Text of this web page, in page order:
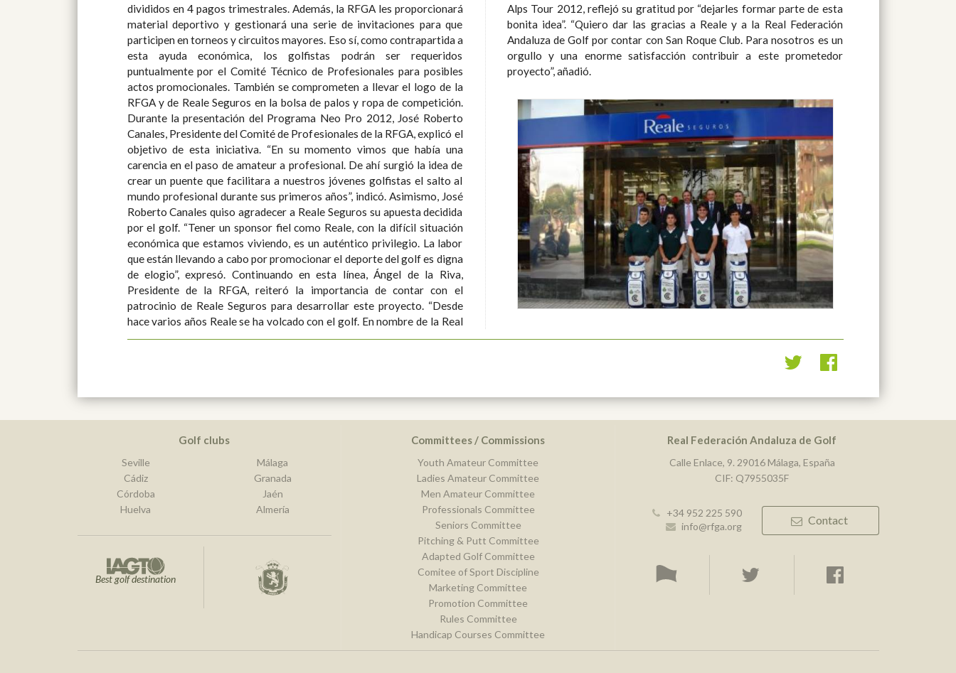
divididos en 4 pagos trimestrales. Además, la RFGA les proporcionará
material deportivo y gestionará una serie de invitaciones para que
participen en torneos y circuitos mayores. Eso sí, como contrapartida a
esta ayuda económica, los golfistas podrán ser requeridos
puntualmente por el Comité Técnico de Profesionales para posibles
actos promocionales. También se comprometen a llevar el logo de la
RFGA y de Reale Seguros en la bolsa de palos y ropa de competición.
Durante la presentación del Programa Neo Pro 2012, José Roberto
Canales, Presidente del Comité de Profesionales de la RFGA, explicó el
objetivo de esta iniciativa. “En su momento vimos que había una
carencia en el paso de amateur a profesional. De ahí surgió la idea de
crear un puente que facilitara a nuestros jóvenes golfistas el salto al
mundo profesional durante sus primeros años”, indicó. Asimismo, José
Roberto Canales quiso agradecer a Reale Seguros su apuesta decidida
por el golf. “Tener un sponsor fiel como Reale, con la difícil situación
económica que estamos viviendo, es un auténtico privilegio. La labor
que están llevando a cabo por promocionar el deporte del golf es digna
de elogio”, expresó. Continuando en esta línea, Ángel de la Riva,
Presidente de la RFGA, reiteró la importancia de contar con el
patrocinio de Reale Seguros para desarrollar este proyecto. “Desde
hace varios años Reale se ha volcado con el golf. En nombre de la Real
Alps Tour 2012, reflejó su gratitud por “dejarles formar parte de esta
bonita idea”. “Quiero dar las gracias a Reale y a la Real Federación
Andaluza de Golf por contar con San Roque Club. Para nosotros es un
orgullo y una enorme satisfacción contribuir a este prometedor
proyecto”, añadió.
Golf clubs
Seville
Cádiz
Córdoba
Huelva
Málaga
Granada
Jaén
Almería
Best golf destination
Committees / Commissions
Youth Amateur Committee
Ladies Amateur Committee
Men Amateur Committee
Professionals Committee
Seniors Committee
Pitching & Putt Committee
Adapted Golf Committee
Comitee of Sport Discipline
Marketing Committee
Promotion Committee
Rules Committee
Handicap Courses Committee
Real Federación Andaluza de Golf
Calle Enlace, 9. 29016 Málaga, España
CIF: Q7955035F
+34 952 225 590
info@rfga.org
Contact